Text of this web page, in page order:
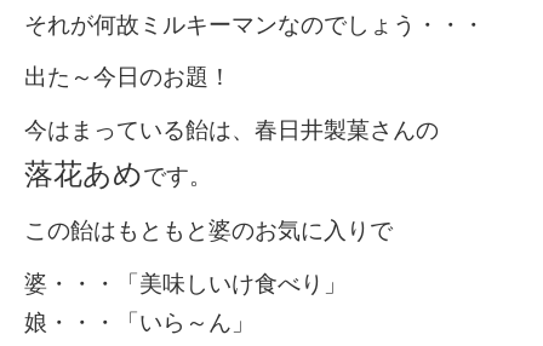
それが何故ミルキーマンなのでしょう・・・
出た～今日のお題！
今はまっている飴は、春日井製菓さんの
落花あめです。
この飴はもともと婆のお気に入りで
婆・・・「美味しいけ食べり」
娘・・・「いら～ん」